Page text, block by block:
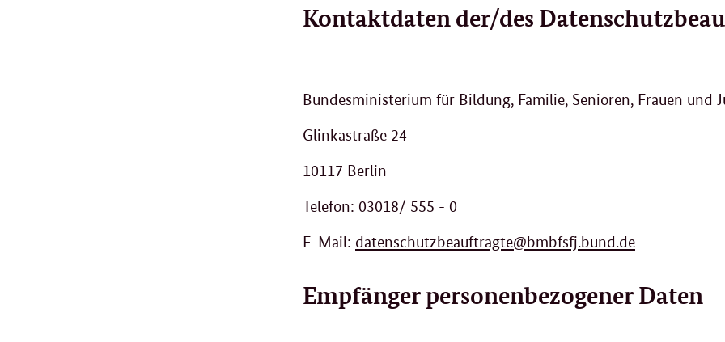
Kontaktdaten der/des
Bundesministerium für Bildung, Familie, Senioren, Frauen und
Glinkastraße 24
10117 Berlin
Telefon: 03018/ 555 - 0
E-Mail: datenschutzbeauftragte@bmbfsfj.bund.de
Empfänger personenbezogener Daten